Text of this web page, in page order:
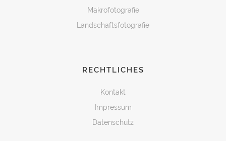
Makrofotografie
Landschaftsfotografie
RECHTLICHES
Kontakt
Impressum
Datenschutz